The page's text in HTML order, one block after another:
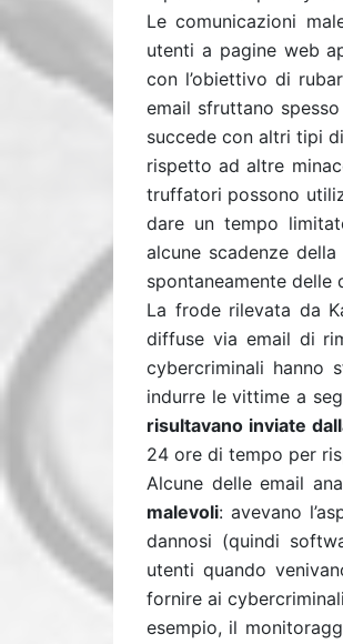
Le comunicazioni
utenti a pagine web
con l’obiettivo di
email sfruttano
succede con altri tipi
rispetto ad altre
truffatori possono
dare un tempo
alcune scadenze
spontaneamente delle
La frode rilevata da
diffuse via email di
cybercriminali hanno
indurre le vittime a
risultavano inviate
24 ore di tempo per
Alcune delle email
malevoli: avevano
dannosi (quindi
utenti quando
fornire ai
esempio, il